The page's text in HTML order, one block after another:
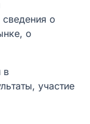
о
о
в
участие